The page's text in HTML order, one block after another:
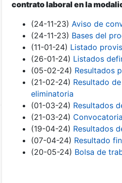
Show/Hide
Show/Hide
Show/Hide
contrato laboral en la
(24-11-23) Aviso de
(24-11-23) Bases del
(11-01-24) Listado
(26-01-24) Listados
(05-02-24) Resultados
(21-02-24) Resultado
eliminatoria
(01-03-24) Resultados
(21-03-24)
(19-04-24) Resultados
(07-04-24) Resultado
(20-05-24) Bolsa de